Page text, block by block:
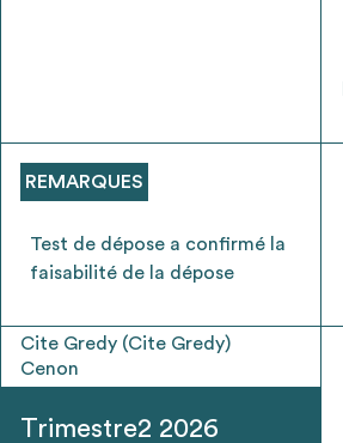
* Attention, l’ajout des matériaux à
voirFAQ
REMARQUES
Test de dépose a confirmé la
faisabilité de la dépose
Cite Gredy (Cite Gredy)
Cenon
Trimestre2 2026